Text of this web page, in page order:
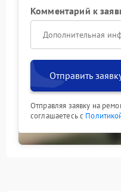
Комментарий к
Отправить
Отправляя заявку на
соглашаетесь с